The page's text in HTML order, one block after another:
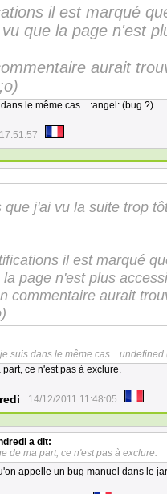
il est marqué
que la page n'est
aurait
le même cas... :angel: (bug ?)
que j'ai vu la suite trop
il est marqué
page n'est plus
commentaire aurait
suis dans le même cas... undefined
ce n'est pas à exclure.
14/12/2011 11:48:05
a dit:
de ma part, ce n'est pas à exclure.
appelle un bug manuel dans le